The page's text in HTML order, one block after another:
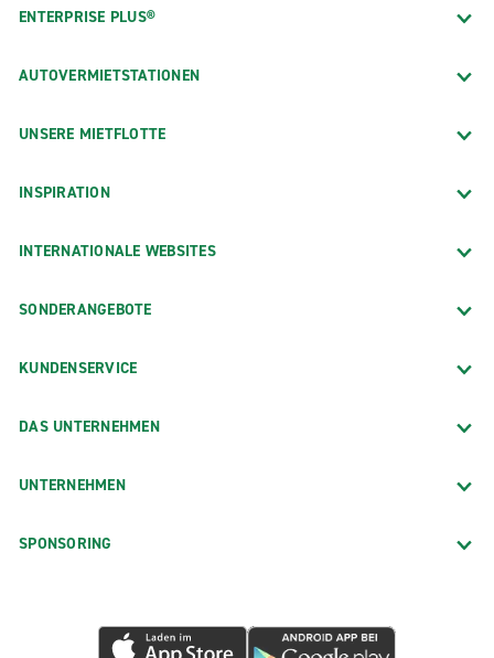
ENTERPRISE PLUS®
AUTOVERMIETSTATIONEN
UNSERE MIETFLOTTE
INSPIRATION
INTERNATIONALE WEBSITES
SONDERANGEBOTE
KUNDENSERVICE
DAS UNTERNEHMEN
UNTERNEHMEN
SPONSORING